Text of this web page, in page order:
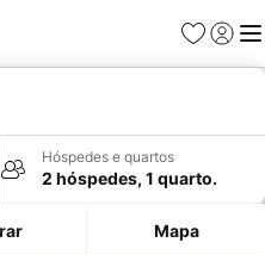
Favoritos
Iniciar
Hóspedes e quartos
2 hóspedes, 1 quarto.
Mapa